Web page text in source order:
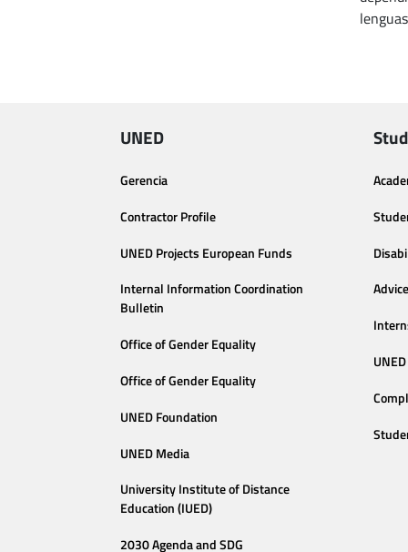
UNED
Gerencia
Contractor Profile
UNED Projects European Funds
Internal Information Coordination
Bulletin
Office of Gender Equality
Office of Gender Equality
UNED Foundation
UNED Media
University Institute of Distance
Education (IUED)
2030 Agenda and SDG